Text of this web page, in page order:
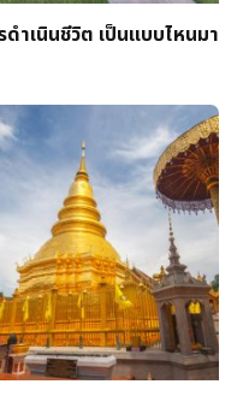
ำเนินชีวิต เป็นแบบไหนมา